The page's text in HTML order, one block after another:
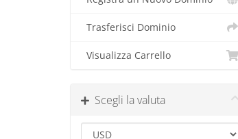
Trasferisci Dominio
Visualizza Carrello
Scegli la valuta